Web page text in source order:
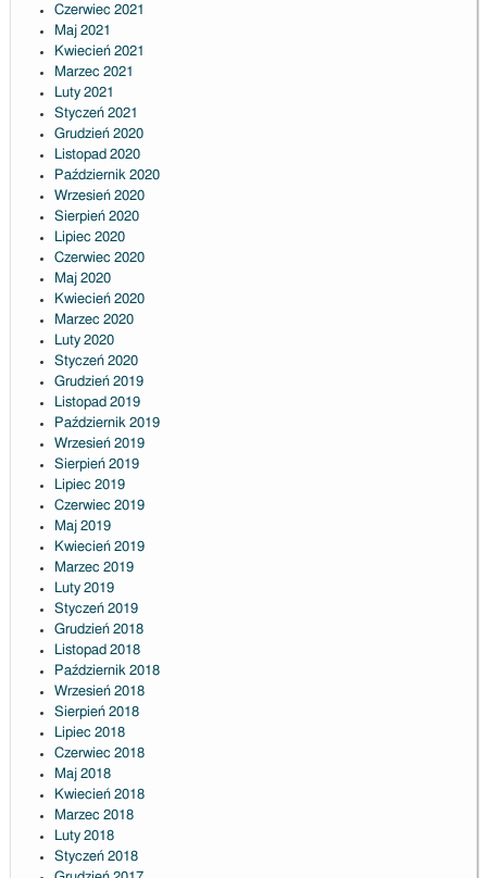
Czerwiec 2021
Maj 2021
Kwiecień 2021
Marzec 2021
Luty 2021
Styczeń 2021
Grudzień 2020
Listopad 2020
Październik 2020
Wrzesień 2020
Sierpień 2020
Lipiec 2020
Czerwiec 2020
Maj 2020
Kwiecień 2020
Marzec 2020
Luty 2020
Styczeń 2020
Grudzień 2019
Listopad 2019
Październik 2019
Wrzesień 2019
Sierpień 2019
Lipiec 2019
Czerwiec 2019
Maj 2019
Kwiecień 2019
Marzec 2019
Luty 2019
Styczeń 2019
Grudzień 2018
Listopad 2018
Październik 2018
Wrzesień 2018
Sierpień 2018
Lipiec 2018
Czerwiec 2018
Maj 2018
Kwiecień 2018
Marzec 2018
Luty 2018
Styczeń 2018